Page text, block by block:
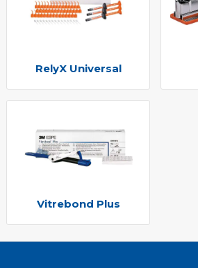
RelyX Universal
Vitrebond Plus